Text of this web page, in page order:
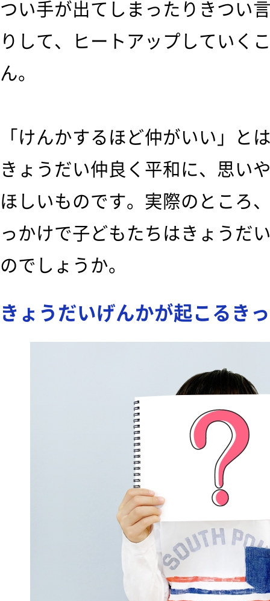
つい手が出てしまったりきつい
りして、ヒートアップしていく
ん。
「けんかするほど仲がいい」と
きょうだい仲良く平和に、思い
ほしいものです。実際のところ
っかけで子どもたちはきょうだ
のでしょうか。
きょうだいげんかが起こるき